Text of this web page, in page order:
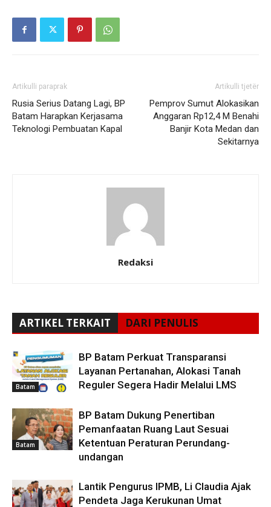
Artikulli paraprak
Rusia Serius Datang Lagi, BP
Batam Harapkan Kerjasama
Teknologi Pembuatan Kapal
Artikulli tjetër
Pemprov Sumut Alokasikan
Anggaran Rp12,4 M Benahi
Banjir Kota Medan dan
Sekitarnya
Redaksi
ARTIKEL TERKAIT DARI PENULIS
Batam
BP Batam Perkuat Transparansi
Layanan Pertanahan, Alokasi Tanah
Reguler Segera Hadir Melalui LMS
Batam
BP Batam Dukung Penertiban
Pemanfaatan Ruang Laut Sesuai
Ketentuan Peraturan Perundang-
undangan
Lantik Pengurus IPMB, Li Claudia Ajak
Pendeta Jaga Kerukunan Umat